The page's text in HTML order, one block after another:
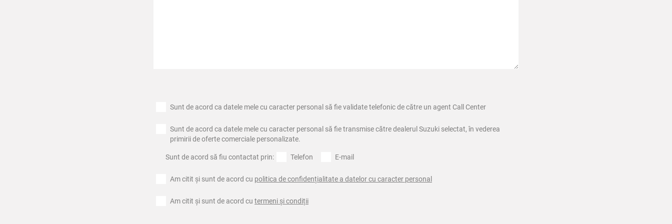
Sunt de acord ca datele mele cu caracter personal să fie validate telefonic de către un agent Call Center
Sunt de acord ca datele mele cu caracter personal să fie transmise către dealerul Suzuki selectat, în vederea
primirii de oferte comerciale personalizate.
Sunt de acord să fiu contactat prin: Telefon E-mail
Am citit și sunt de acord cu politica de confidențialitate a datelor cu caracter personal
Am citit și sunt de acord cu termeni și condiții